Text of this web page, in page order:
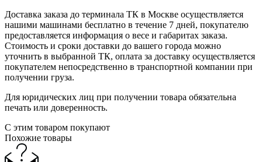
Доставка заказа до терминала ТК в Москве осуществляется
нашими машинами бесплатно в течение 7 дней, покупателю
предоставляется информация о весе и габаритах заказа.
Стоимость и сроки доставки до вашего города можно
уточнить в выбранной ТК, оплата за доставку осуществляется
покупателем непосредственно в транспортной компании при
получении груза.
Для юридических лиц при получении товара обязательна
печать или доверенность.
С этим товаром покупают
Похожие товары